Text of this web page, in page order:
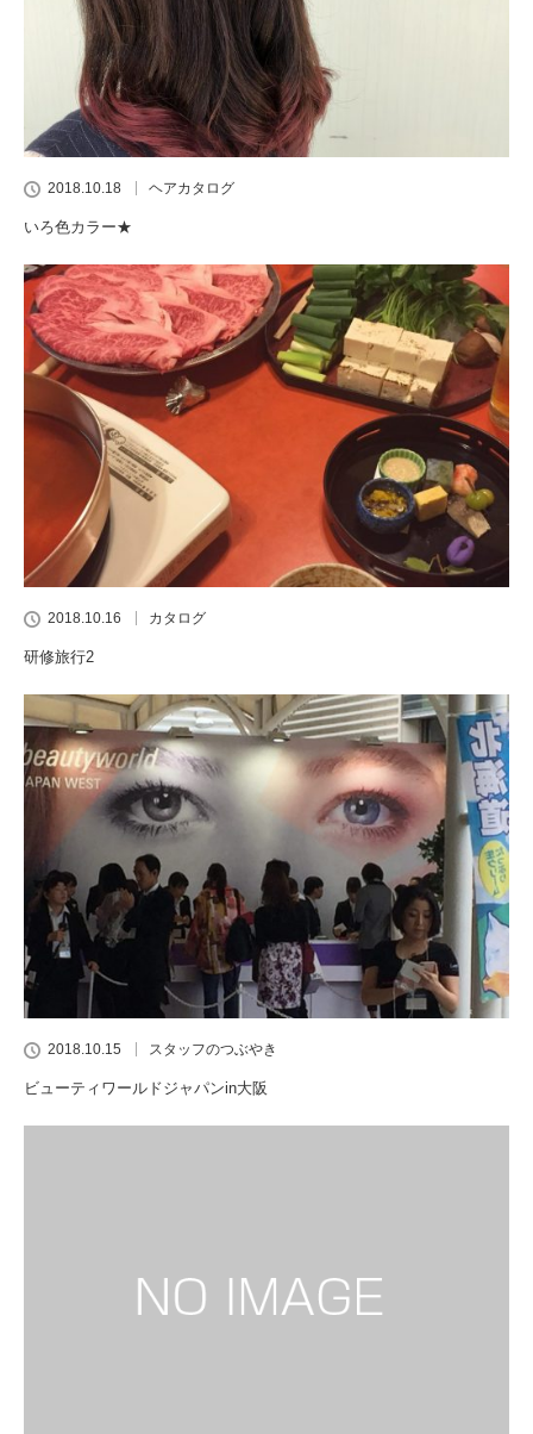
2018.10.18 ヘアカタログ
いろ色カラー★
2018.10.16 カタログ
研修旅行2
2018.10.15 スタッフのつぶやき
ビューティワールドジャパンin大阪